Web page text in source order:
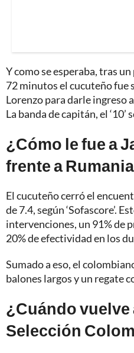
Y como se esperaba, tras
72 minutos el cucuteño
Lorenzo para darle ingreso
La banda de capitán, el
¿Cómo le fue a
frente a
El cucuteño cerró el
de 7.4, según ‘Sofascore’.
intervenciones, un 91% de
20% de efectividad en los
Sumado a eso, el
balones largos y un regate
¿Cuándo vuelve
Selección